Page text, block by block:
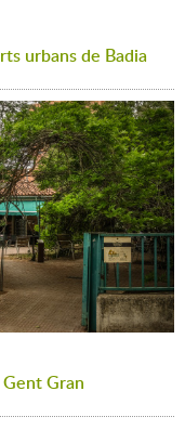
urbans de Badia
Gran